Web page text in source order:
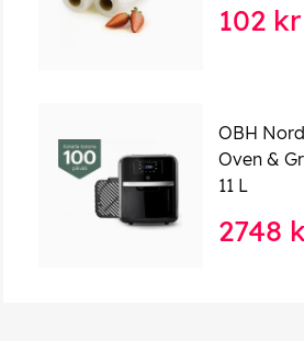
102 kr
OBH
Oven &
11 L
2748